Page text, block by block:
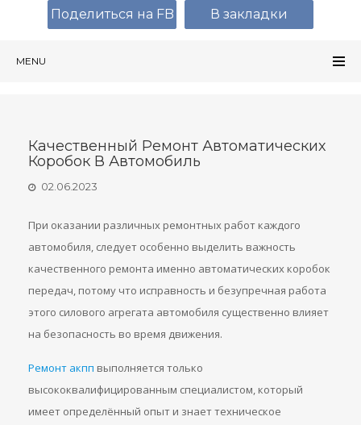
MENU
Качественный Ремонт Автоматических
Коробок В Автомобиль
02.06.2023
При оказании различных ремонтных работ каждого
автомобиля, следует особенно выделить важность
качественного ремонта именно автоматических коробок
передач, потому что исправность и безупречная работа
этого силового агрегата автомобиля существенно влияет
на безопасность во время движения.
Ремонт акпп выполняется только
высококвалифицированным специалистом, который
имеет определённый опыт и знает техническое
Поделиться на FB В закладки